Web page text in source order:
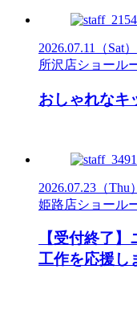
2026.07.11
（Sat）
所沢店ショール
おしゃれなキ
2026.07.23 （Thu）
姫路店ショール
【受付終了
工作を応援し